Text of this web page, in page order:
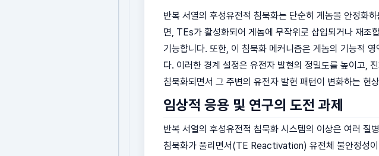
반복 서열의 후성유전적 침묵화는 단순히 게놈을 안정화
면, TEs가 활성화되어 게놈에 무작위로 삽입되거나 재조
기능합니다. 또한, 이 침묵화 메커니즘은 게놈의 기능적
다. 이러한 경계 설정은 유전자 발현의 정밀도를 높이고,
침묵화되면서 그 주변의 유전자 발현 패턴이 변화하는 현
임상적 응용 및 연구의 도전 과제
반복 서열의 후성유전적 침묵화 시스템의 이상은 여러 질
침묵화가 풀리면서(TE Reactivation) 유전체 불안정성이